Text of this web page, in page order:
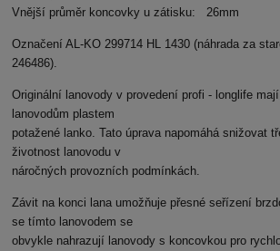
Vnější průměr koncovky u zátisku: 26mm
Označení AL-KO 299714 HL 1430 (náhrada za
246486).
Originální lanovody v provedení profi - longlife
lanovodům plastem
potažené lanko. Tato úprava napomáhá snižovat
životnost lanovodu v
náročných provozních podmínkách.
Závit na konci lana umožňuje přesné seřízení
se tímto lanovodem se
obvykle nahrazují lanovody s koncovkou pro